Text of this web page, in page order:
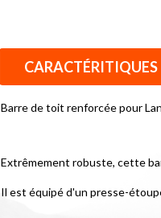
CARACTÉRITIQUES
Barre de toit renforcée pour
Extrêmement robuste, cette
Il est équipé d'un presse-